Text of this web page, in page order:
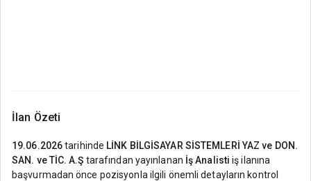
İlan Özeti
19.06.2026tarihinde LİNK BİLGİSAYAR SİSTEMLERİ YAZ ve DON.
SAN. ve TİC. A.Ş tarafından yayınlanan İş Analisti iş ilanına
başvurmadan önce pozisyonla ilgili önemli detayların kontrol